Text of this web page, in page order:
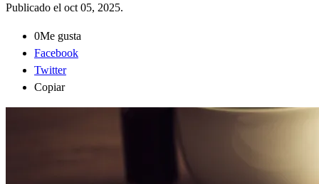
Publicado el oct 05, 2025.
0Me gusta
Facebook
Twitter
Copiar